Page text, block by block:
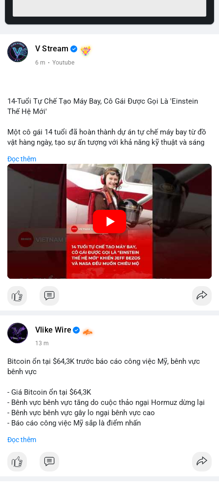
V Stream
6 m · Youtube
14-Tuổi Tự Chế Tạo Máy Bay, Cô Gái Được Gọi Là 'Einstein
Thế Hệ Mới'
Một cô gái 14 tuổi đã hoàn thành dự án tự chế máy bay từ đồ
vật hàng ngày, tạo sự ấn tượng với khả năng kỹ thuật và sáng
trình cô girl thiết kế, sản xuất và thử nghiệm máy bay, được
nhiều người so sánh với trí tuệ của Einstein. Thành tựu này
không chỉ thể hiện khả năng học tập nhanh chóng mà còn thể
hiện tiềm năng của thế hệ trẻ trong lĩnh vực công nghệ. Mặc dù
chưa liên quan trực tiếp đến tài chính hoặc crypto, sự phát
triển của công nghệ mới thường tạo cơ hội đầu tư hoặc ứng
dụng trong các lĩnh vực số hóa.
🎥 Xem video trực tiếp tại:
Nguồn: KIEN THUC KINH TE
Đọc thêm
Vlike Wire
13 m
Bitcoin ổn tại $64,3K trước báo cáo công việc Mỹ, bênh vực
bênh vực
- Giá Bitcoin ổn tại $64,3K
- Bênh vực bênh vực tăng do cuộc thảo ngại Hormuz dừng lại
- Bênh vực bênh vực gây lo ngại bênh vực cao
- Báo cáo công việc Mỹ sắp là điểm nhấn
$btc#btc
#vlikevn #titanbot
Đọc thêm